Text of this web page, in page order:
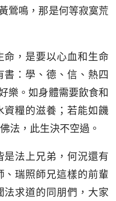
鶯鳴，那是何等寂寞荒
命，是要以心血和生命
：學、德、信、熱四
樂。如身體需要飲食和
資糧的滋養；若能如饑
法，此生決不空過。
是法上兄弟，何況還有
瑞照師兄這樣的前輩
法求道的同朋們，大家